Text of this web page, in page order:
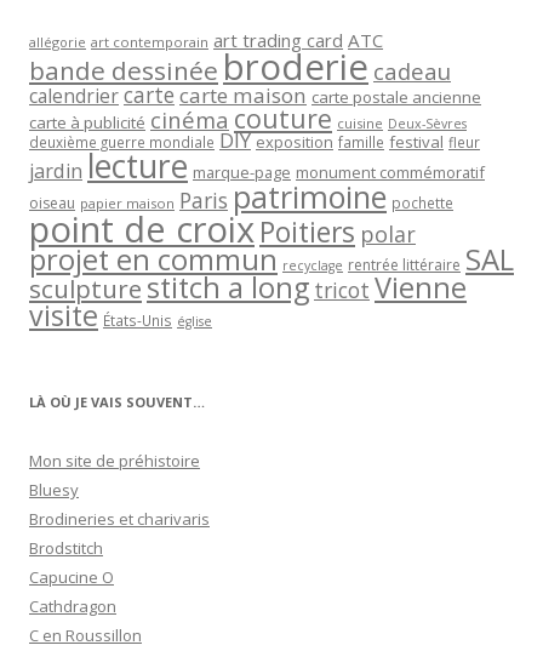
allégorie art contemporain art trading card ATC
bande dessinée broderie cadeau
calendriercartecarte maison carte postale ancienne
carte à publicité cinéma couture cuisine Deux-Sèvres
deuxième guerre mondiale DIY exposition famille festival fleur
jardin lecture marque-page monument commémoratif
oiseau papier maison Paris patrimoine pochette
point de croixPoitiers polar
projet en commun recyclage rentrée littéraire SAL
sculpturestitch a long tricot Vienne
visite États-Unis église
LÀ OÙ JE VAIS SOUVENT…
Mon site de préhistoire
Bluesy
Brodineries et charivaris
Brodstitch
Capucine O
Cathdragon
C en Roussillon